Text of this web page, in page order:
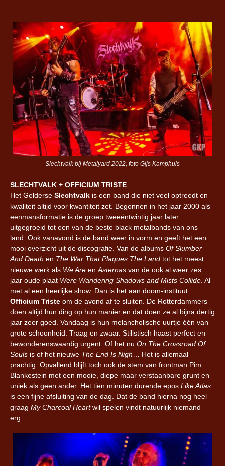
Slechtvalk bij Metalyard 2022, foto Gijs Kamphuis
SLECHTVALK + OFFICIUM TRISTE
Het Gelderse Slechtvalk is een band die niet veel optreedt en
kwaliteit altijd voor kwantiteit zet. Begonnen in het jaar 2000 als
eenmansformatie is de groep tweeëntwintig jaar later
uitgegroeid tot een van de beste black metalbands van ons
land. Ook vanavond is de band weer in vorm en geeft het een
mooi overzicht uit de discografie. Van de albums Of Slumber
And Death en The War That Plaques The Land tot het meest
nieuwe werk als We Are enAsternas van de ook al weer zes
jaar oude plaat Were Wandering Shadows and Mists Collide. Al
met al een heerlijke show. Dan is het aan doom-instituut
Officium Triste om de avond af te sluiten. De Rotterdammers
doen altijd hun ding op hun manier en dat doen ze al bijna dertig
jaar zeer goed. Vandaag is hun melancholische uurtje één van
grote schoonheid. Traag en zwaar. Stilistisch haast perfect en
bewonderenswaardig urgent. Of het nu On The Crossroad Of
Souls is of het nieuwe The End Is Nigh… Het is allemaal
prachtig. Opvallend blijft toch ook de stem van frontman Pim
Blankestein met een mooie, diepe maar verstaanbare grunt en
uniek als geen ander. Het tien minuten durende epos Like Atlas
is een fijne afsluiting van de dag. Dat de band hierna nog heel
graag My Charcoal Heartwil spelen vindt natuurlijk niemand
erg.